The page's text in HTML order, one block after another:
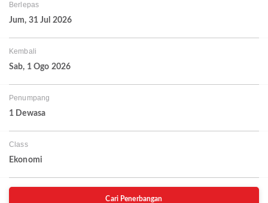
Berlepas
Jum, 31 Jul 2026
Kembali
Sab, 1 Ogo 2026
Penumpang
1 Dewasa
Class
Ekonomi
Cari Penerbangan